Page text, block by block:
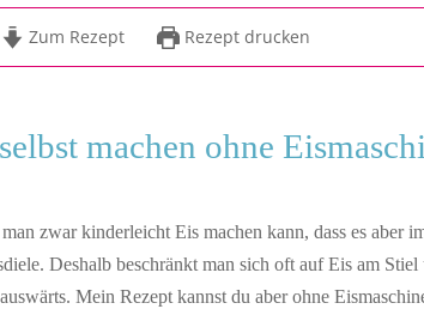
Zum Rezept Rezept drucken
machen ohne
zwar kinderleicht Eis machen kann, dass es aber
Deshalb beschränkt man sich oft auf Eis am Stiel
Mein Rezept kannst du aber ohne